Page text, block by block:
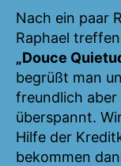
Nach ein paar
Raphael
„Douce
begrüßt man
freundlich
überspannt.
Hilfe der
bekommen